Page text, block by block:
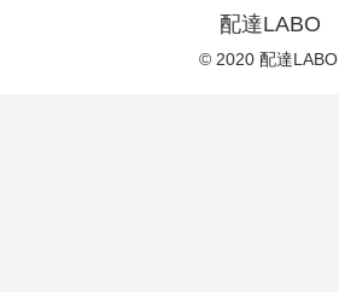
配達LABO
© 2020 配達LABO.